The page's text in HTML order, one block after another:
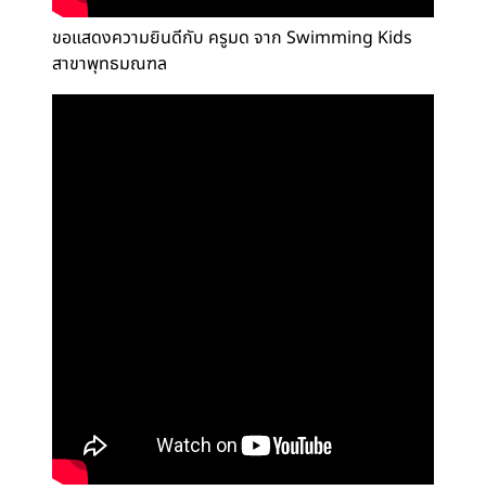
ขอแสดงความยินดีกับ ครูมด จาก Swimming Kids
สาขาพุทธมณฑล